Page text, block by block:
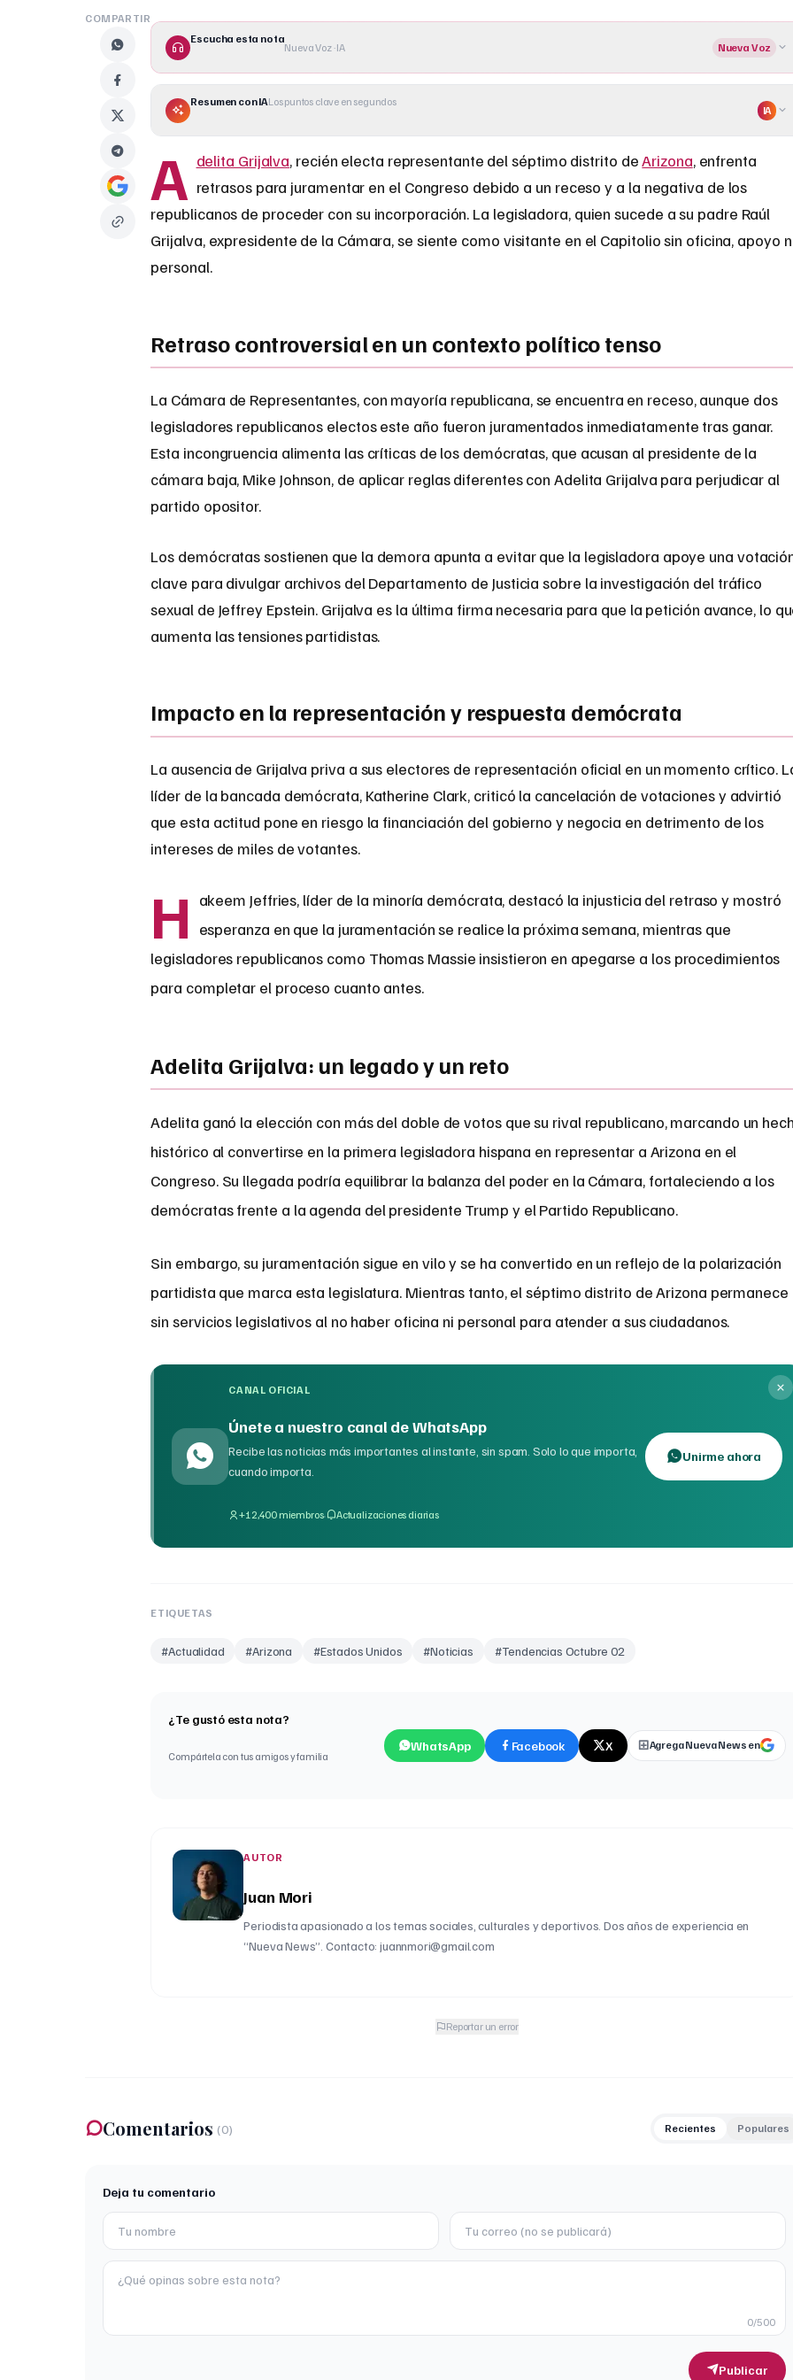
COMPARTIR
Escucha esta nota
Nueva Voz · IA Nueva Voz
Resumen con IALos puntos clave en segundos
IA
A delita Grijalva, recién electa representante del séptimo distrito deArizona, enfrenta
retrasos para juramentar en el Congreso debido a un receso y a la negativa de los
republicanos de proceder con su incorporación. La legisladora, quien sucede a su padre Raúl
Grijalva, expresidente de la Cámara, se siente como visitante en el Capitolio sin oficina, apoyo
personal.
Retraso controversial en un contexto político tenso
La Cámara de Representantes, con mayoría republicana, se encuentra en receso, aunque dos
legisladores republicanos electos este año fueron juramentados inmediatamente tras ganar.
Esta incongruencia alimenta las críticas de los demócratas, que acusan al presidente de la
cámara baja, Mike Johnson, de aplicar reglas diferentes con Adelita Grijalva para perjudicar al
partido opositor.
Los demócratas sostienen que la demora apunta a evitar que la legisladora apoye una
clave para divulgar archivos del Departamento de Justicia sobre la investigación del tráfico
sexual de Jeffrey Epstein. Grijalva es la última firma necesaria para que la petición avance, lo
aumenta las tensiones partidistas.
Impacto en la representación y respuesta demócrata
La ausencia de Grijalva priva a sus electores de representación oficial en un momento crítico.
líder de la bancada demócrata, Katherine Clark, criticó la cancelación de votaciones y advirtió
que esta actitud pone en riesgo la financiación del gobierno y negocia en detrimento de los
intereses de miles de votantes.
H
akeem Jeffries, líder de la minoría demócrata, destacó la injusticia del retraso y mostró
esperanza en que la juramentación se realice la próxima semana, mientras que
legisladores republicanos como Thomas Massie insistieron en apegarse a los procedimientos
para completar el proceso cuanto antes.
Adelita Grijalva: un legado y un reto
Adelita ganó la elección con más del doble de votos que su rival republicano, marcando un
histórico al convertirse en la primera legisladora hispana en representar a Arizona en el
Congreso. Su llegada podría equilibrar la balanza del poder en la Cámara, fortaleciendo a los
demócratas frente a la agenda del presidente Trump y el Partido Republicano.
Sin embargo, su juramentación sigue en vilo y se ha convertido en un reflejo de la polarización
partidista que marca esta legislatura. Mientras tanto, el séptimo distrito de Arizona permanece
sin servicios legislativos al no haber oficina ni personal para atender a sus ciudadanos.
CANAL OFICIAL
Únete a nuestro canal de WhatsApp
Recibe las noticias más importantes al instante, sin spam. Solo lo que importa,
cuando importa.
+12,400 miembros· Actualizaciones diarias
Unirme ahora
ETIQUETAS
#Actualidad #Arizona #Estados Unidos #Noticias #Tendencias Octubre 02
¿Te gustó esta nota?
Compártela con tus amigos y familia
WhatsApp Facebook X Agrega Nueva News en
AUTOR
Juan Mori
Periodista apasionado a los temas sociales, culturales y deportivos. Dos años de experiencia en
“Nueva News”. Contacto: juannmori@gmail.com
Reportar un error
Comentarios (0) Recientes Populares
Deja tu comentario
0/500
Publicar